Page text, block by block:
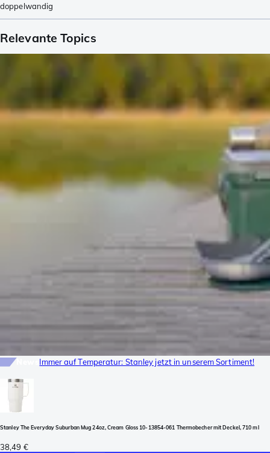
doppelwandig
Relevante Topics
Immer auf Temperatur: Stanley jetzt in unserem Sortiment!
Stanley The Everyday Suburban Mug 24oz, Cream Gloss 10-13854-061 Thermobecher mit Deckel, 710 ml
38,49 €